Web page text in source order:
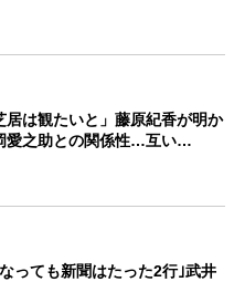
居は観たいと」藤原紀香が明か
愛之助との関係性…互い…
なっても新聞はたった2行｣武井